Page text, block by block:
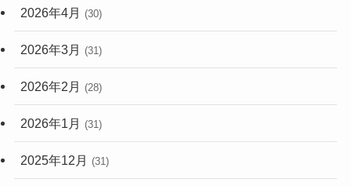
2026年4月 (30)
2026年3月 (31)
2026年2月 (28)
2026年1月 (31)
2025年12月 (31)